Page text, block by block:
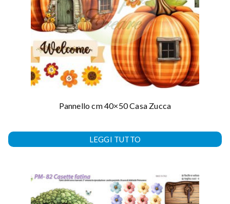
Pannello cm 40×50 Casa Zucca
LEGGI TUTTO